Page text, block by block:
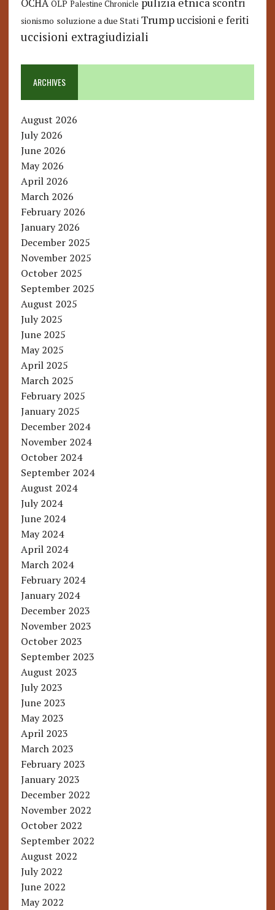
OCHA OLP Palestine Chronicle scontri
sionismo soluzione a due Stati Trump uccisioni e feriti
uccisioni extragiudiziali
ARCHIVES
August 2026
July 2026
June 2026
May 2026
April 2026
March 2026
February 2026
January 2026
December 2025
November 2025
October 2025
September 2025
August 2025
July 2025
June 2025
May 2025
April 2025
March 2025
February 2025
January 2025
December 2024
November 2024
October 2024
September 2024
August 2024
July 2024
June 2024
May 2024
April 2024
March 2024
February 2024
January 2024
December 2023
November 2023
October 2023
September 2023
August 2023
July 2023
June 2023
May 2023
April 2023
March 2023
February 2023
January 2023
December 2022
November 2022
October 2022
September 2022
August 2022
July 2022
June 2022
May 2022